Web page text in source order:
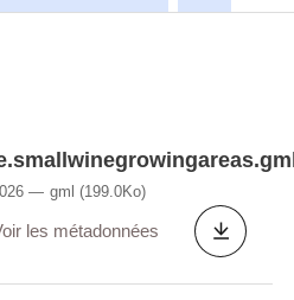
gml (199.0Ko)
les métadonnées